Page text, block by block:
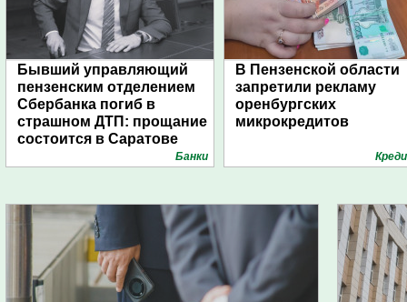
Бывший управляющий
пензенским отделением
Сбербанка погиб в
страшном ДТП: прощание
состоится в Саратове
Банки
В Пензенской области
запретили рекламу
оренбургских
микрокредитов